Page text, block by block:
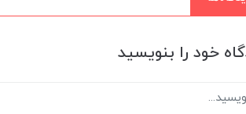
خود را بنویسید